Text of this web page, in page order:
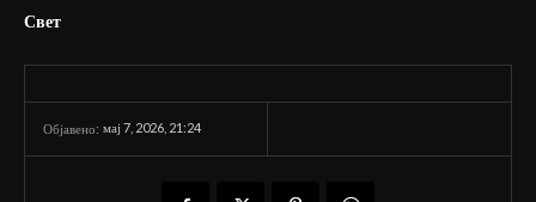
Свет
Објавено: мај 7, 2026, 21:24